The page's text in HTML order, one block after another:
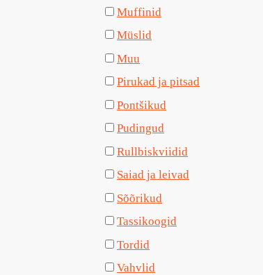
Muffinid
Müslid
Muu
Pirukad ja pitsad
Pontšikud
Pudingud
Rullbiskviidid
Saiad ja leivad
Sõõrikud
Tassikoogid
Tordid
Vahvlid